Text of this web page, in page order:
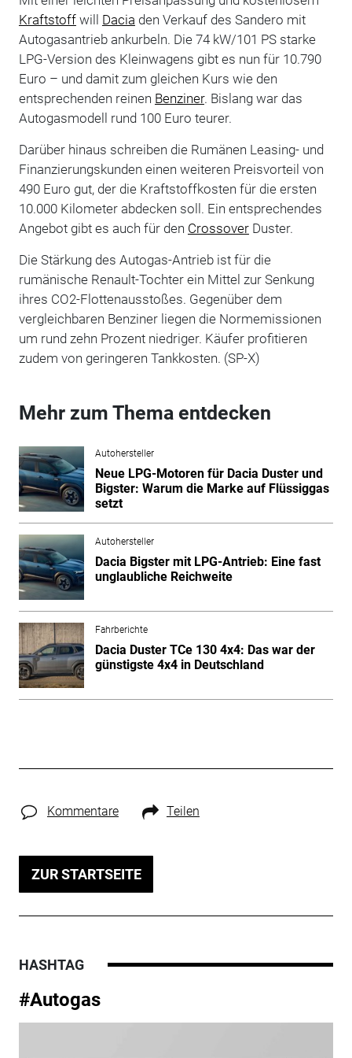
Kraftstoffwill Dacia den Verkauf des Sandero mit
Autogasantrieb ankurbeln. Die 74 kW/101 PS starke
LPG-Version des Kleinwagens gibt es nun für 10.790
Euro – und damit zum gleichen Kurs wie den
entsprechenden reinen Benziner. Bislang war das
Autogasmodell rund 100 Euro teurer.
Darüber hinaus schreiben die Rumänen Leasing- und
Finanzierungskunden einen weiteren Preisvorteil von
490 Euro gut, der die Kraftstoffkosten für die ersten
10.000 Kilometer abdecken soll. Ein entsprechendes
Angebot gibt es auch für den CrossoverDuster.
Die Stärkung des Autogas-Antrieb ist für die
rumänische Renault-Tochter ein Mittel zur Senkung
ihres CO2-Flottenausstoßes. Gegenüber dem
vergleichbaren Benziner liegen die Normemissionen
um rund zehn Prozent niedriger. Käufer profitieren
zudem von geringeren Tankkosten. (SP-X)
Mehr zum Thema entdecken
Autohersteller
Neue LPG-Motoren für Dacia Duster und
Bigster: Warum die Marke auf Flüssiggas
setzt
Autohersteller
Dacia Bigster mit LPG-Antrieb: Eine fast
unglaubliche Reichweite
Fahrberichte
Dacia Duster TCe 130 4x4: Das war der
günstigste 4x4 in Deutschland
Kommentare Teilen
ZUR STARTSEITE
HASHTAG
#Autogas